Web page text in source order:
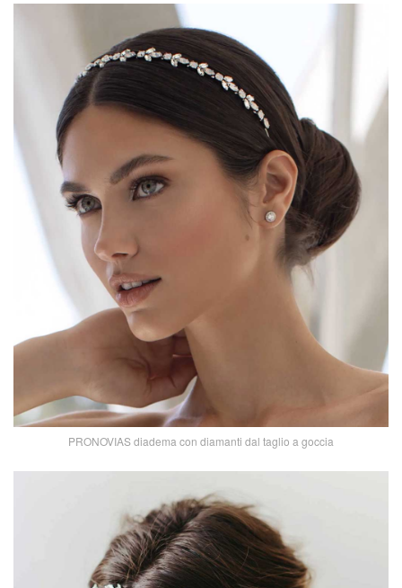
PRONOVIAS diadema con diamanti dal taglio a goccia